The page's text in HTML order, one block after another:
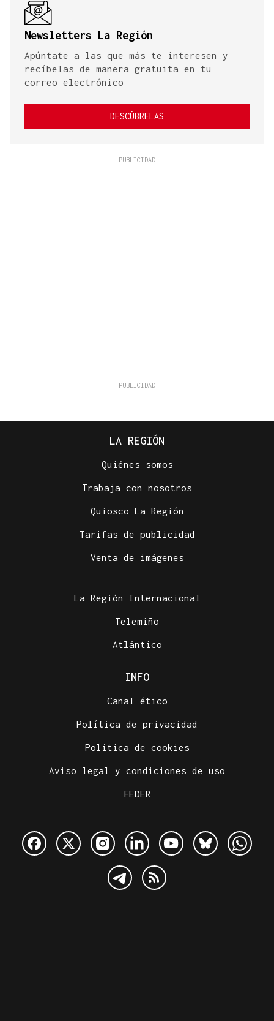
Newsletters La Región
Apúntate a las que más te interesen y
recíbelas de manera gratuita en tu
correo electrónico
DESCÚBRELAS
LA REGIÓN
Quiénes somos
Trabaja con nosotros
Quiosco La Región
Tarifas de publicidad
Venta de imágenes
La Región Internacional
Telemiño
Atlántico
INFO
Canal ético
Política de privacidad
Política de cookies
Aviso legal y condiciones de uso
FEDER